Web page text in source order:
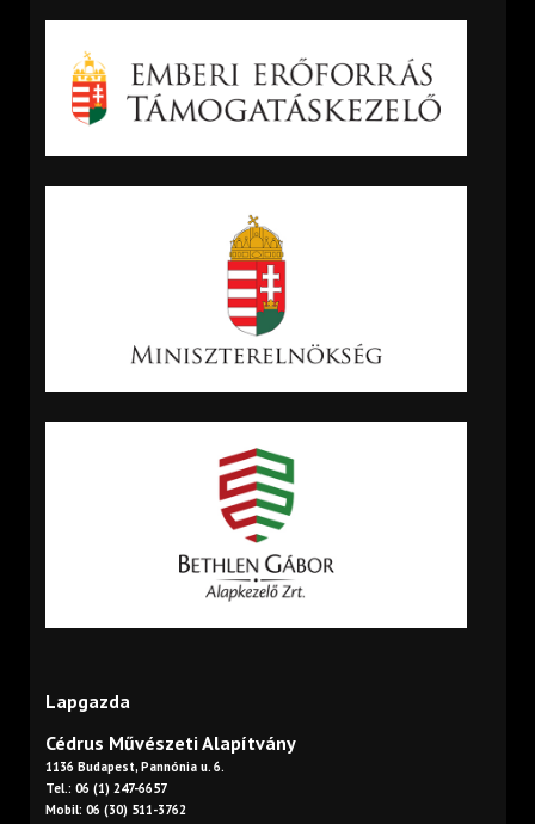
Lapgazda
Cédrus Művészeti Alapítvány
1136 Budapest, Pannónia u. 6.
Tel.: 06 (1) 247-6657
Mobil: 06 (30) 511-3762